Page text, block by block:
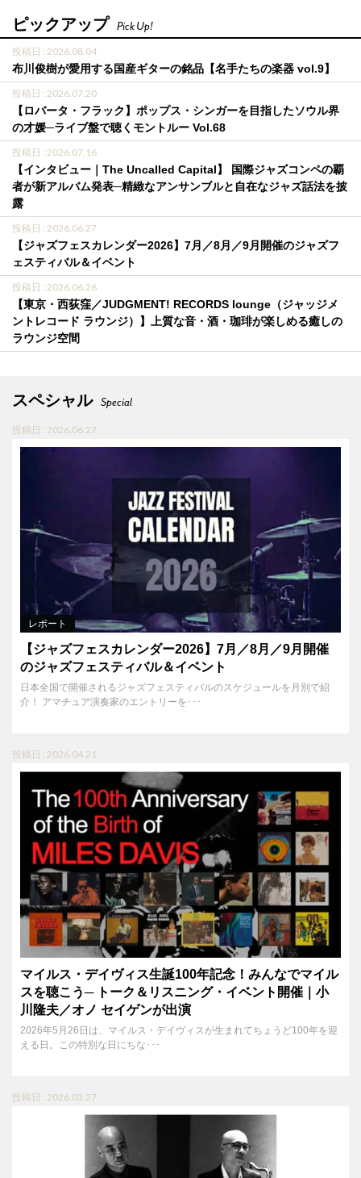
ピックアップ Pick Up!
投稿日 : 2026.08.04
布川俊樹が愛用する国産ギターの銘品【名手たちの楽器 vol.9】
投稿日 : 2026.07.20
【ロバータ・フラック】ポップス・シンガーを目指したソウル界
の才媛─ライブ盤で聴くモントルー Vol.68
投稿日 : 2026.07.16
【インタビュー｜The Uncalled Capital】 国際ジャズコンペの覇
者が新アルバム発表─精緻なアンサンブルと自在なジャズ話法を披
露
投稿日 : 2026.06.27
【ジャズフェスカレンダー2026】7月／8月／9月開催のジャズフ
ェスティバル＆イベント
投稿日 : 2026.06.26
【東京・西荻窪／JUDGMENT! RECORDS lounge（ジャッジメ
ントレコード ラウンジ）】上質な音・酒・珈琲が楽しめる癒しの
ラウンジ空間
スペシャル Special
投稿日 : 2026.06.27
レポート
【ジャズフェスカレンダー2026】7月／8月／9月開催
のジャズフェスティバル＆イベント
日本全国で開催されるジャズフェスティバルのスケジュールを月別で紹
介！ アマチュア演奏家のエントリーを･･･
投稿日 : 2026.04.21
マイルス・デイヴィス生誕100年記念！みんなでマイル
スを聴こう─ トーク＆リスニング・イベント開催｜小
川隆夫／オノ セイゲンが出演
2026年5月26日は、マイルス・デイヴィスが生まれてちょうど100年を迎
える日。この特別な日にちな･･･
投稿日 : 2026.03.27